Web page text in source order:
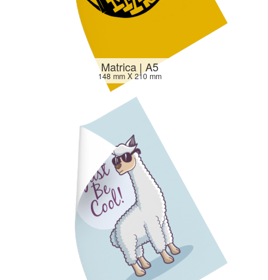
Matrica | A5
148 mm X 210 mm